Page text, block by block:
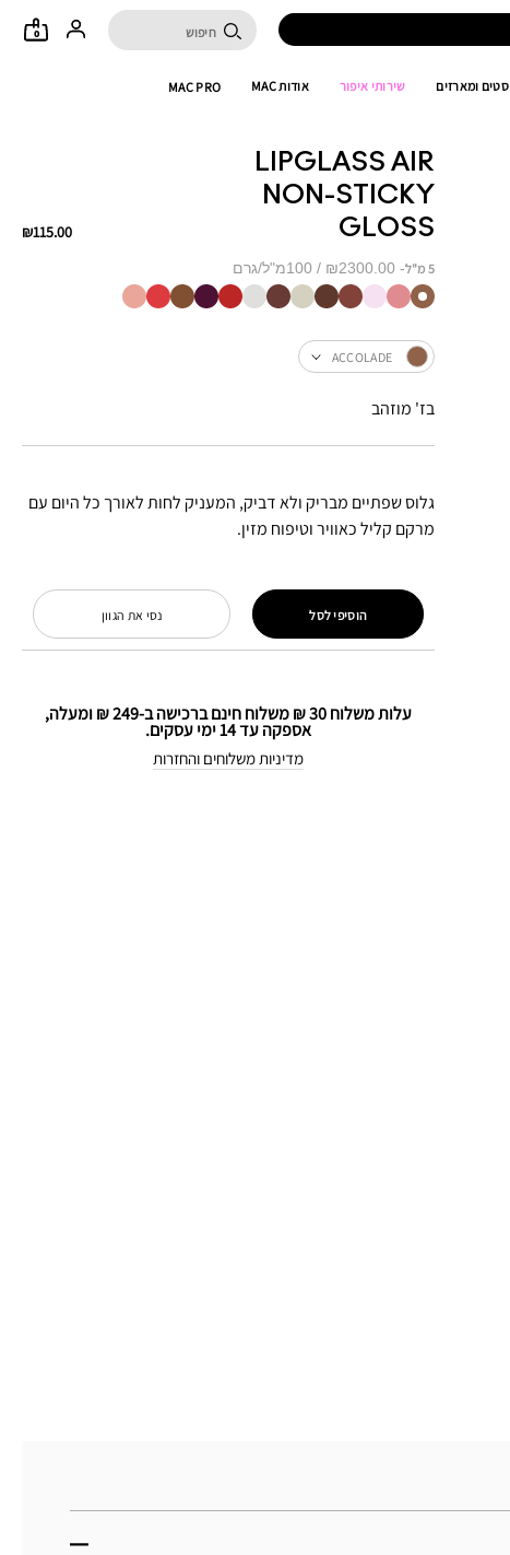
0
סטים ומארזים שירותי איפור אודות MAC MAC PRO
LIPGLASS AIR
NON-STICKY
GLOSS
₪115.00
5 מ"ל
גלוס שפתיים מבריק ולא דביק, המעניק לחות לאורך כל היום עם
מרקם קליל כאוויר וטיפוח מזין.
ACCOLADE
בז' מוזהב
נסי את הגוון הוסיפי לסל
עלות משלוח 30 ₪ משלוח חינם ברכישה ב-249 ₪ ומעלה,
אספקה עד 14 ימי עסקים.
מדיניות משלוחים והחזרות